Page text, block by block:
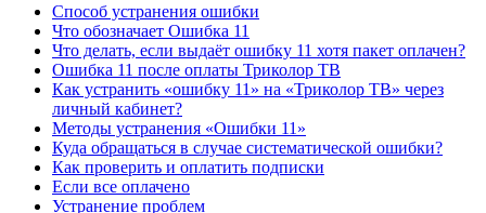
Способ устранения ошибки
Что обозначает Ошибка 11
Что делать, если выдаёт ошибку 11 хотя пакет оплачен?
Ошибка 11 после оплаты Триколор ТВ
Как устранить «ошибку 11» на «Триколор ТВ» через
личный кабинет?
Методы устранения «Ошибки 11»
Куда обращаться в случае систематической ошибки?
Как проверить и оплатить подписки
Если все оплачено
Устранение проблем